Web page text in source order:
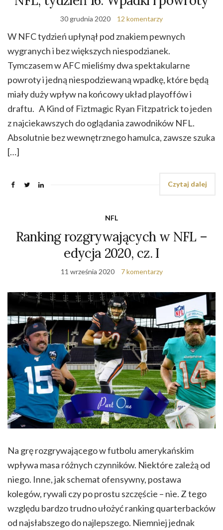
30 grudnia 2020 12 komentarzy
W NFC tydzień upłynął pod znakiem pewnych
wygranych i bez większych niespodzianek.
Tymczasem w AFC mieliśmy dwa spektakularne
powroty i jedną niespodziewaną wpadkę, które będą
miały duży wpływ na końcowy układ playoffów i
draftu. A Kind of Fiztmagic Ryan Fitzpatrick to jeden
z najciekawszych do oglądania zawodników NFL.
Absolutnie bez wewnętrznego hamulca, zawsze szuka
[…]
Czytaj dalej
NFL
Ranking rozgrywających w NFL –
edycja 2020, cz. I
11 września 2020 7 komentarzy
Na grę rozgrywającego w futbolu amerykańskim
wpływa masa różnych czynników. Niektóre zależą od
niego. Inne, jak schemat ofensywny, postawa
kolegów, rywali czy po prostu szczęście – nie. Z tego
względu bardzo trudno ułożyć ranking quarterbacków
od najsłabszego do najlepszego. Niemniej jednak